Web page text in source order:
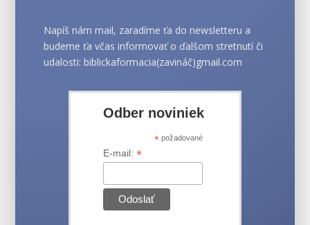
Napíš nám mail, zaradíme ťa do newsletteru a
budeme ťa včas informovať o ďalšom stretnutí či
udalosti: biblickaformacia(zavináč)gmail.com
Odber noviniek
*požadované
E-mail: *